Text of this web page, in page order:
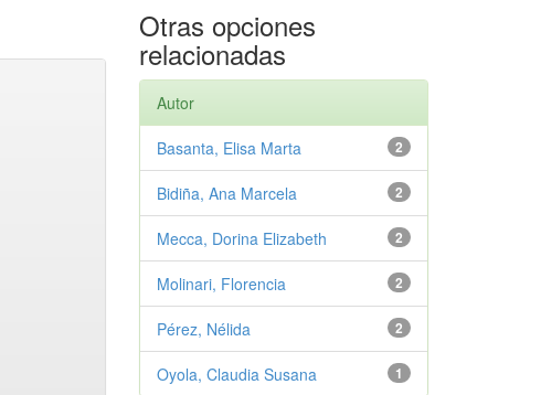
Otras opciones
relacionadas
Autor
2
Basanta, Elisa Marta
2
Bidiña, Ana Marcela
2
Mecca, Dorina Elizabeth
2
Molinari, Florencia
2
Pérez, Nélida
1
Oyola, Claudia Susana